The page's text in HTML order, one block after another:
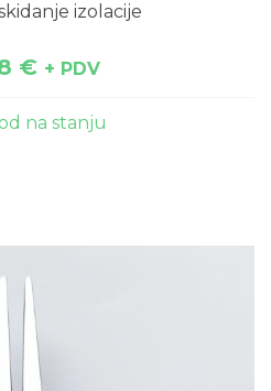
izolacije
€ + PDV
na stanju